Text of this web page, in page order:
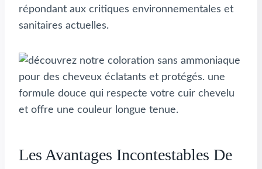
répondant aux critiques environnementales et
sanitaires actuelles.
Les Avantages Incontestables De